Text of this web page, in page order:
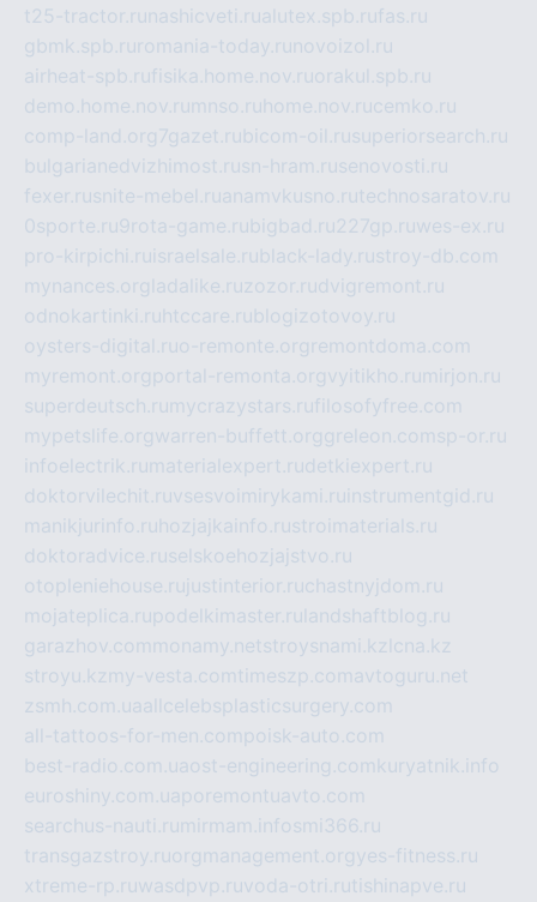
t25-tractor.ru nashicveti.rualutex.spb.rufas.ru
gbmk.spb.ru romania-today.ru novoizol.ru
airheat-spb.rufisika.home.nov.ruorakul.spb.ru
demo.home.nov.ru mnso.ru home.nov.rucemko.ru
comp-land.org 7gazet.rubicom-oil.rusuperiorsearch.ru
bulgarianedvizhimost.rusn-hram.rusenovosti.ru
fexer.rusnite-mebel.ruanamvkusno.rutechnosaratov.ru
0sporte.ru9rota-game.rubigbad.ru227gp.ruwes-ex.ru
pro-kirpichi.ru israelsale.rublack-lady.rustroy-db.com
mynances.org ladalike.ruzozor.rudvigremont.ru
odnokartinki.ru htccare.rublogizotovoy.ru
oysters-digital.ruo-remonte.org remontdoma.com
myremont.org portal-remonta.orgvyitikho.ru mirjon.ru
superdeutsch.ru mycrazystars.rufilosofyfree.com
mypetslife.orgwarren-buffett.orggreleon.comsp-or.ru
infoelectrik.ru materialexpert.rudetkiexpert.ru
doktorvilechit.ruvsesvoimirykami.ru instrumentgid.ru
manikjurinfo.ru hozjajkainfo.rustroimaterials.ru
doktoradvice.ruselskoehozjajstvo.ru
otopleniehouse.ru justinterior.ruchastnyjdom.ru
mojateplica.rupodelkimaster.ru landshaftblog.ru
garazhov.com monamy.netstroysnami.kz lcna.kz
stroyu.kz my-vesta.com timeszp.comavtoguru.net
zsmh.com.uaallcelebsplasticsurgery.com
all-tattoos-for-men.com poisk-auto.com
best-radio.com.uaost-engineering.com kuryatnik.info
euroshiny.com.ua poremontuavto.com
searchus-nauti.ru mirmam.infosmi366.ru
transgazstroy.ruorgmanagement.orgyes-fitness.ru
xtreme-rp.ruwasdpvp.ruvoda-otri.rutishinapve.ru